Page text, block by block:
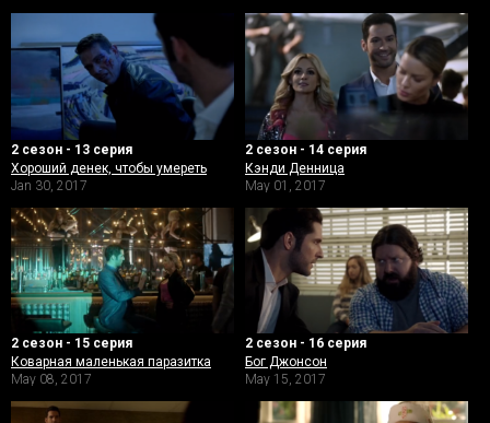
2 сезон - 13 серия
Хороший денек, чтобы умереть
Jan 30, 2017
2 сезон - 14 серия
Кэнди Денница
May 01, 2017
2 сезон - 15 серия
Коварная маленькая паразитка
May 08, 2017
2 сезон - 16 серия
Бог Джонсон
May 15, 2017